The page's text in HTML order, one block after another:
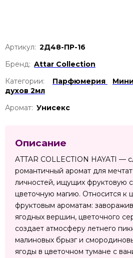
Артикул: 2Д48-ПР-16
Бренд: Attar Collection
Категории:
Парфюмерия
духов 2мл
Аромат: Унисекс
Описание
ATTAR COLLECTION HAYATI —
романтичный аромат для
личностей, ищущих фруктовую
цветочную магию. Относится к
фруктовым ароматам:
ягодных вершин, цветочного
создает атмосферу летнего
малиновых брызг и
ягоды в цветочном тумане с